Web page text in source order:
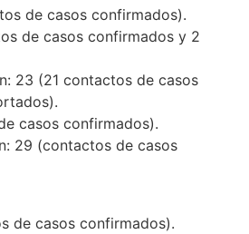
de casos confirmados).
de casos confirmados y 2
23 (21 contactos de casos
casos confirmados).
29 (contactos de casos
de casos confirmados).